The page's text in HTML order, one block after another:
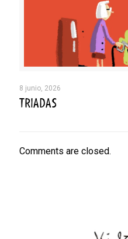
8 junio, 2026
TRIADAS
Comments are closed.